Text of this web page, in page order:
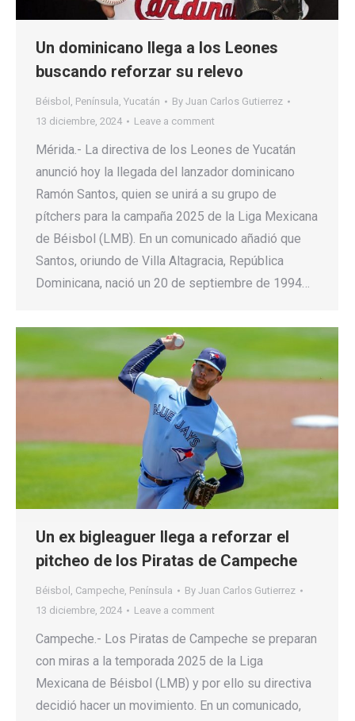
Un dominicano llega a los Leones
buscando reforzar su relevo
Béisbol , Península, Yucatán By Juan Carlos Gutierrez
13 diciembre, 2024
Leave a comment
Mérida.- La directiva de los Leones de Yucatán
anunció hoy la llegada del lanzador dominicano
Ramón Santos, quien se unirá a su grupo de
pítchers para la campaña 2025 de la Liga Mexicana
de Béisbol (LMB). En un comunicado añadió que
Santos, oriundo de Villa Altagracia, República
Dominicana, nació un 20 de septiembre de 1994…
Un ex bigleaguer llega a reforzar el
pitcheo de los Piratas de Campeche
Béisbol , Campeche, Península By Juan Carlos Gutierrez
13 diciembre, 2024
Leave a comment
Campeche.- Los Piratas de Campeche se preparan
con miras a la temporada 2025 de la Liga
Mexicana de Béisbol (LMB) y por ello su directiva
decidió hacer un movimiento. En un comunicado,